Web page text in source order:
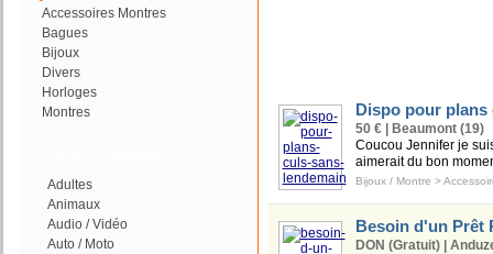
Accessoires Montres
Bagues
Bijoux
Divers
Horloges
Montres
Adultes
Animaux
Audio / Vidéo
Auto / Moto
Dispo pour plans
50 € | Beaumont (19)
Coucou Jennifer je
aimerait du bon
Bijoux / Montre >
Besoin d'un Prêt
DON (Gratuit) |